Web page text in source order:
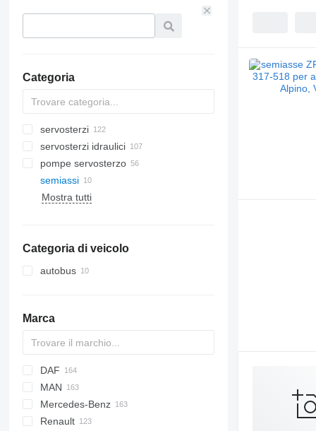
Categoria
servosterzi
servosterzi idraulici
pompe servosterzo
semiassi
Mostra tutti
Categoria di veicolo
autobus
Marca
A-series
Q-series
X-Series
Futura
773
Silverado
C-series
Jumper
DAF
AS
CF
LF
Doblo
Ducato
Daily
EuroCargo
Eurotech
Axer
Citelis
Crossway
ELF
NKR
Grand Cherokee
Sportage
MAN
A-series
F90
Mercedes-Benz
A-Class
Canter
Cityliner
Atleon
Renault